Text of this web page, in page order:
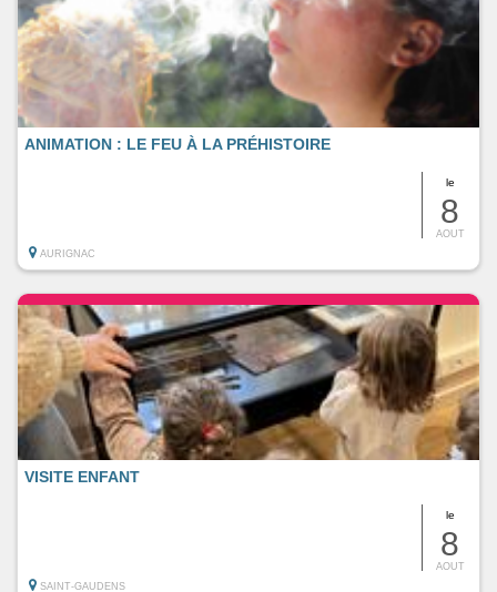
le
8
AOUT
ANIMATION : LE FEU À LA PRÉHISTOIRE
AURIGNAC
le
8
AOUT
VISITE ENFANT
SAINT-GAUDENS